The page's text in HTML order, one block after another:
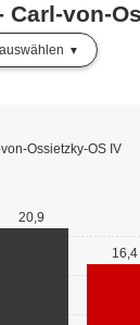
Carl-von-
20,9
16,4
Ossietzky-OS IV